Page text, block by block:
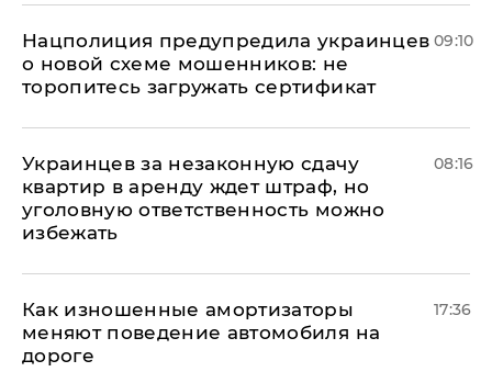
Нацполиция предупредила украинцев
о новой схеме мошенников: не
торопитесь загружать сертификат
09:10
Украинцев за незаконную сдачу
квартир в аренду ждет штраф, но
уголовную ответственность можно
избежать
08:16
Как изношенные амортизаторы
меняют поведение автомобиля на
дороге
17:36